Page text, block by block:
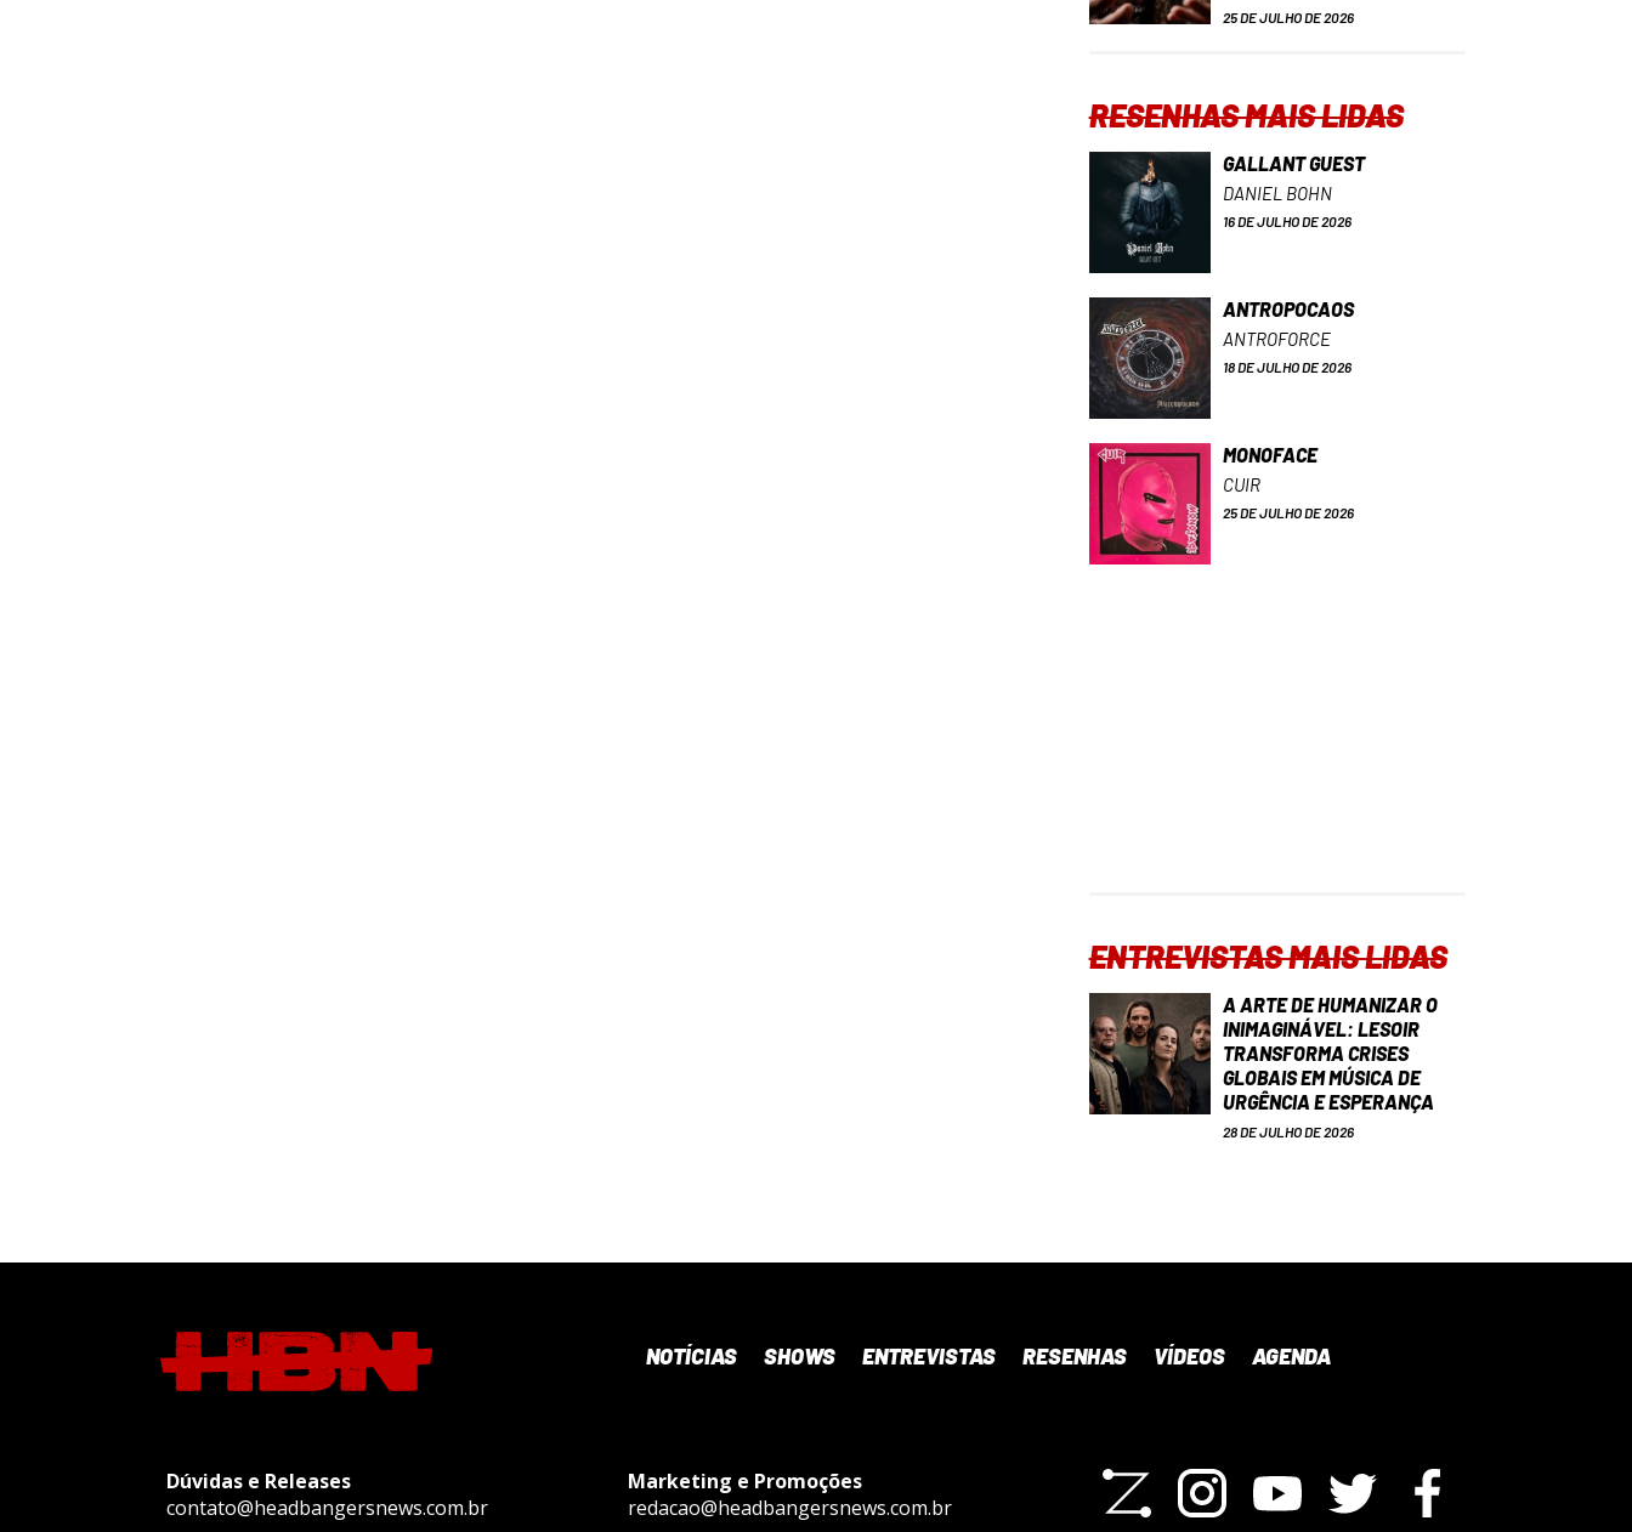
25 DE JULHO DE 2026
RESENHAS MAIS LIDAS
GALLANT GUEST
DANIEL BOHN
16 DE JULHO DE 2026
ANTROPOCAOS
ANTROFORCE
18 DE JULHO DE 2026
MONOFACE
CUIR
25 DE JULHO DE 2026
ENTREVISTAS MAIS LIDAS
A ARTE DE HUMANIZAR O
INIMAGINÁVEL: LESOIR
TRANSFORMA CRISES
GLOBAIS EM MÚSICA DE
URGÊNCIA E ESPERANÇA
28 DE JULHO DE 2026
NOTÍCIAS SHOWS ENTREVISTAS RESENHAS VÍDEOS AGENDA
Dúvidas e Releases
contato@headbangersnews.com.br
Marketing e Promoções
redacao@headbangersnews.com.br